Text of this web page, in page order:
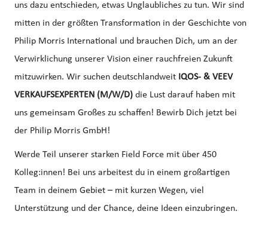
uns dazu entschieden, etwas Unglaubliches zu tun. Wir sind
mitten in der größten Transformation in der Geschichte von
Philip Morris International und brauchen Dich, um an der
Verwirklichung unserer Vision einer rauchfreien Zukunft
mitzuwirken. Wir suchen deutschlandweit IQOS- & VEEV
VERKAUFSEXPERTEN (M/W/D) die Lust darauf haben mit
uns gemeinsam Großes zu schaffen! Bewirb Dich jetzt bei
der Philip Morris GmbH!
Werde Teil unserer starken Field Force mit über 450
Kolleg:innen! Bei uns arbeitest du in einem großartigen
Team in deinem Gebiet – mit kurzen Wegen, viel
Unterstützung und der Chance, deine Ideen einzubringen.